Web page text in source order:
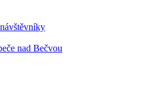
nad Bečvou